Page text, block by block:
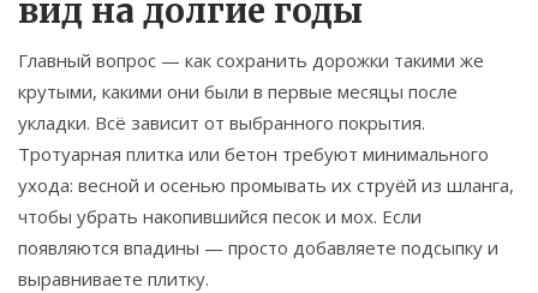
вид на долгие годы
Главный вопрос — как сохранить дорожки такими же
крутыми, какими они были в первые месяцы после
укладки. Всё зависит от выбранного покрытия.
Тротуарная плитка или бетон требуют минимального
ухода: весной и осенью промывать их струёй из шланга,
чтобы убрать накопившийся песок и мох. Если
появляются впадины — просто добавляете подсыпку и
выравниваете плитку.